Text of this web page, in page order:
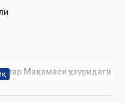
Маҳкамаси ҳузуридаги